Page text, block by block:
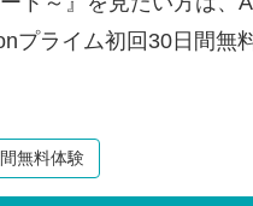
プライム初回30日間無
無料体験